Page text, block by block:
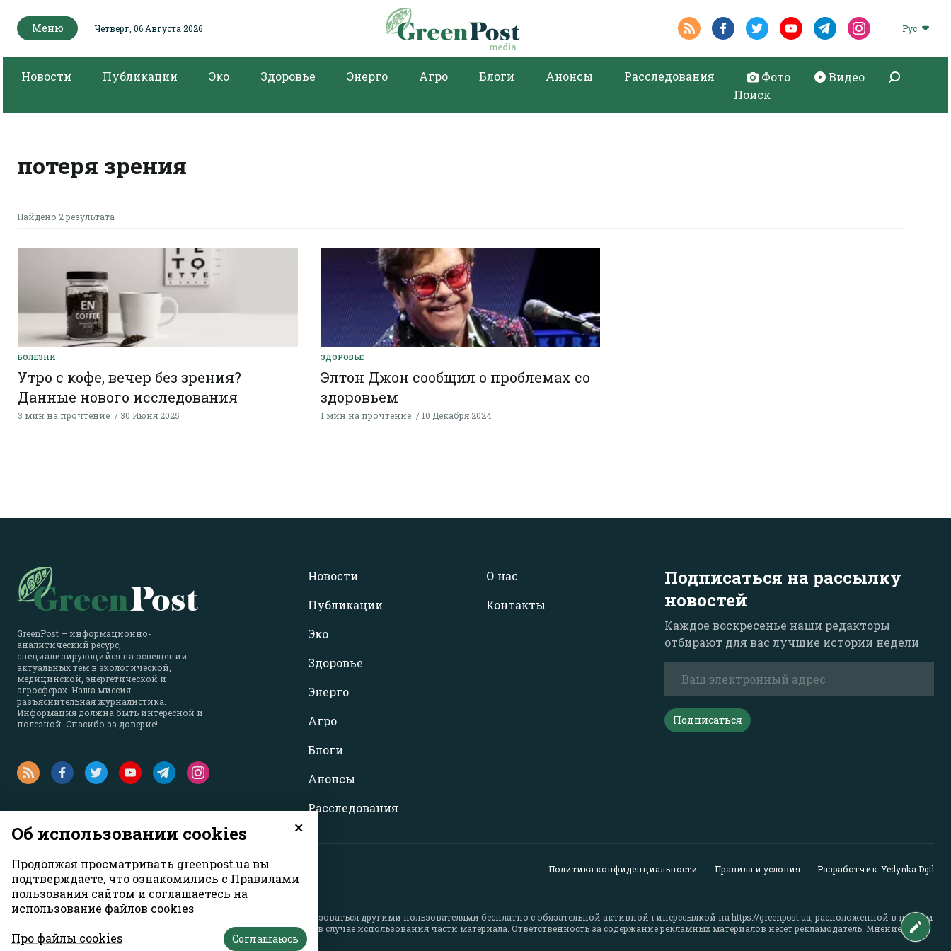
Меню Четверг, 06 Августа 2026 Рус
Новости Публикации Эко Здоровье Энерго Агро Блоги Анонсы Расследования Фото
Видео
Поиск
потеря зрения
Найдено 2 результата
БОЛЕЗНИ
Утро с кофе, вечер без зрения?
Данные нового исследования
3 мин на прочтение 30 Июня 2025
ЗДОРОВЬЕ
Элтон Джон сообщил о проблемах со
здоровьем
1 мин на прочтение 10 Декабря 2024
GreenPost — информационно-
аналитический ресурс,
специализирующийся на освещении
актуальных тем в экологической,
медицинской, энергетической и
агросферах. Наша миссия -
разъяснительная журналистика.
Информация должна быть интересной и
полезной. Спасибо за доверие!
Новости
Публикации
Эко
Здоровье
Энерго
Агро
Блоги
Анонсы
Расследования
О нас
Контакты
Подписаться на рассылку
новостей
Каждое воскресенье наши редакторы
отбирают для вас лучшие истории недели
Подписаться
Политика конфиденциальности Правила и условия Разработчик: Yedynka Dgtl
Все права защищены. Материалы с сайта могут использоваться другими пользователями бесплатно с обязательной активной гиперссылкой на https://greenpost.ua , расположенной в первом
greenpost.uaнеобходима в случае использования части материала. Ответственность за содержание рекламных материалов несет рекламодатель. Мнение
авторов материалов может не совпадать с позицией редакции.
×
Об использовании cookies
Продолжая просматривать greenpost.ua вы
подтверждаете, что ознакомились с Правилами
пользования сайтом и соглашаетесь на
использование файлов cookies
Про файлы cookies
Соглашаюсь